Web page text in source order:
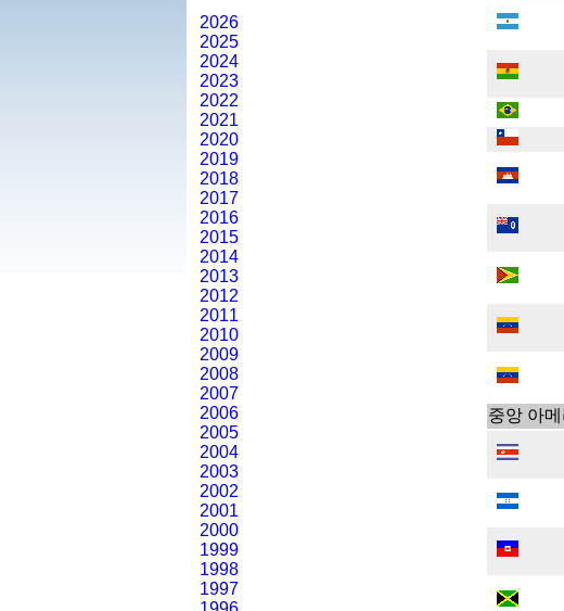
2026
2025
2024
2023
2022
2021
2020
2019
2018
2017
2016
2015
2014
2013
2012
2011
2010
2009
2008
2007
2006
2005
2004
2003
2002
2001
2000
1999
1998
1997
중앙 아